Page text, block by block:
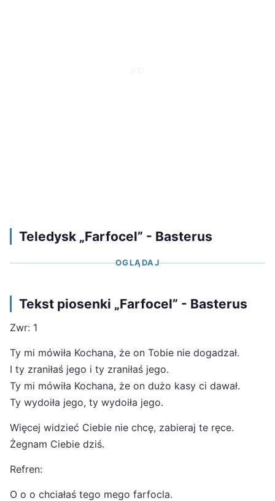
Teledysk „Farfocel” - Basterus
OGLĄDAJ
Tekst piosenki „Farfocel” - Basterus
Zwr: 1
Ty mi mówiła Kochana, że on Tobie nie dogadzał.
I ty zraniłaś jego i ty zraniłaś jego.
Ty mi mówiła Kochana, że on dużo kasy ci dawał.
Ty wydoiła jego, ty wydoiła jego.
Więcej widzieć Ciebie nie chcę, zabieraj te ręce.
Żegnam Ciebie dziś.
Refren:
O o o chciałaś tego mego farfocla.